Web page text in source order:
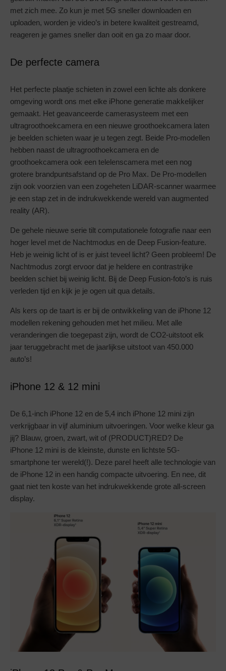
met zich mee. Zo kun je met 5G sneller downloaden en
uploaden, worden je video’s in betere kwaliteit gestreamd,
reageren je games sneller dan ooit en ga zo maar door.
De perfecte camera
Het perfecte plaatje schieten in zowel een lichte als donkere
omgeving wordt ons met elke iPhone generatie makkelijker
gemaakt. Het geavanceerde camerasysteem met een
ultragroothoekcamera en een nieuwe groothoekcamera laten
je beelden schieten waar je u tegen zegt. Beide Pro-modellen
hebben naast de ultragroothoekcamera en de
groothoekcamera ook een telelenscamera met een nog
grotere brandpuntsafstand op de Pro Max. De Pro-modellen
zijn ook voorzien van een zogeheten LiDAR-scanner waarmee
je een stap zet in de indrukwekkende wereld van augmented
reality (AR).
De gehele nieuwe serie tilt computationele fotografie naar een
hoger level met de Nachtmodus en de Deep Fusion-feature.
Heb je weinig licht of is er juist teveel licht? Geen probleem! De
Nachtmodus zorgt ervoor dat je heldere en contrastrijke
beelden schiet bij weinig licht. Bij de Deep Fusion-foto’s is ruis
verleden tijd en kijk je je ogen uit qua details.
Als kers op de taart is er bij de ontwikkeling van de iPhone 12
modellen rekening gehouden met het milieu. Met alle
veranderingen die toegepast zijn, wordt de CO2-uitstoot elk
jaar teruggebracht met de jaarlijkse uitstoot van 450.000
auto’s!
iPhone 12 & 12 mini
De 6,1-inch iPhone 12 en de 5,4 inch iPhone 12 mini zijn
verkrijgbaar in vijf aluminium uitvoeringen. Voor welke kleur ga
jij? Blauw, groen, zwart, wit of (PRODUCT)RED? De
iPhone 12 mini is de kleinste, dunste en lichtste 5G-
smartphone ter wereld(!). Deze parel heeft alle technologie van
de iPhone 12 in een handig compacte uitvoering. En nee, dit
gaat niet ten koste van het indrukwekkende grote all-screen
display.